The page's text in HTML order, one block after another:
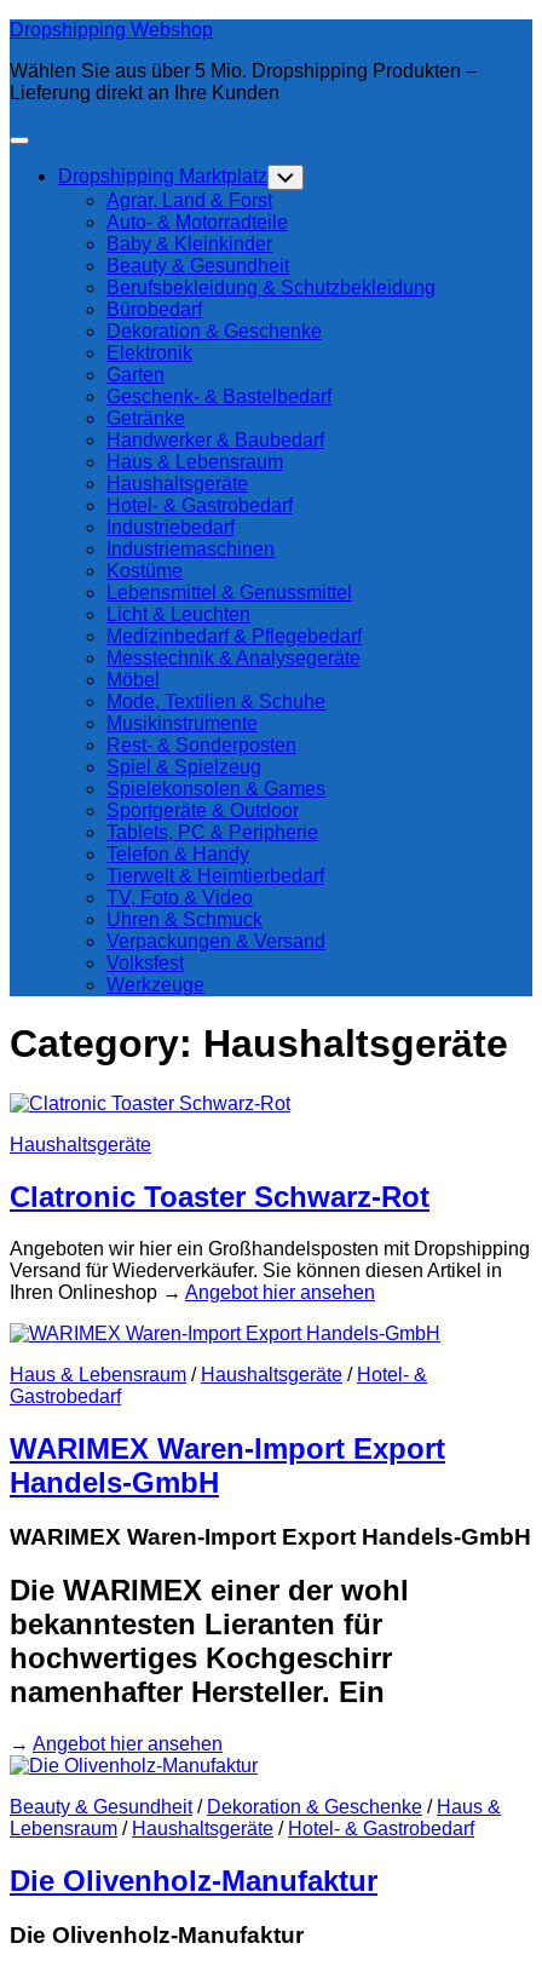
Skip
content
Dropshipping Webshop
Wählen Sie aus über 5 Mio. Dropshipping Produkten –
Lieferung direkt an Ihre Kunden
Expand
Current
Page
Parent
Dropshipping Marktplatz Toggle
Child
Agrar, Land & Forst
Auto- & Motorradteile
Baby & Kleinkinder
Beauty & Gesundheit
Berufsbekleidung & Schutzbekleidung
Bürobedarf
Dekoration & Geschenke
Elektronik
Garten
Geschenk- & Bastelbedarf
Getränke
Handwerker & Baubedarf
Haus & Lebensraum
Current
Page:
Haushaltsgeräte
Hotel- & Gastrobedarf
Industriebedarf
Industriemaschinen
Kostüme
Lebensmittel & Genussmittel
Licht & Leuchten
Medizinbedarf & Pflegebedarf
Messtechnik & Analysegeräte
Möbel
Mode, Textilien & Schuhe
Musikinstrumente
Rest- & Sonderposten
Spiel & Spielzeug
Spielekonsolen & Games
Sportgeräte & Outdoor
Tablets, PC & Peripherie
Telefon & Handy
Tierwelt & Heimtierbedarf
TV, Foto & Video
Uhren & Schmuck
Verpackungen & Versand
Volksfest
Werkzeuge
Category: Haushaltsgeräte
Haushaltsgeräte
Clatronic Toaster Schwarz-Rot
Angeboten wir hier ein Großhandelsposten mit Dropshipping
Versand für Wiederverkäufer. Sie können diesen Artikel in
Ihren Onlineshop → Angebot hier ansehen
Haus & Lebensraum / Haushaltsgeräte / Hotel- &
Gastrobedarf
WARIMEX Waren-Import Export
Handels-GmbH
WARIMEX Waren-Import Export Handels-GmbH
Die WARIMEX einer der wohl
bekanntesten Lieranten für
hochwertiges Kochgeschirr
namenhafter Hersteller. Ein
→ Angebot hier ansehen
Beauty & Gesundheit/ Dekoration & Geschenke / Haus &
Lebensraum / Haushaltsgeräte / Hotel- & Gastrobedarf
Die Olivenholz-Manufaktur
Die Olivenholz-Manufaktur